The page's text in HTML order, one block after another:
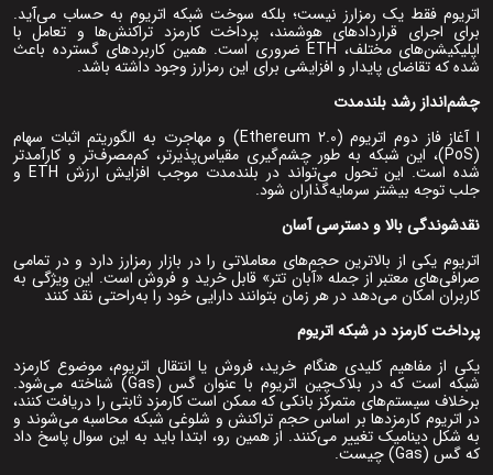
اتریوم فقط یک رمزارز نیست؛ بلکه سوخت شبکه اتریوم به حساب می‌آید.
برای اجرای قراردادهای هوشمند، پرداخت کارمزد تراکنش‌ها و تعامل با
اپلیکیشن‌های مختلف، ETH ضروری است. همین کاربردهای گسترده باعث
شده که تقاضای پایدار و افزایشی برای این رمزارز وجود داشته باشد.
چشم‌انداز رشد بلندمدت
ا آغاز فاز دوم اتریوم (Ethereum 2.0) و مهاجرت به الگوریتم اثبات سهام
(PoS)، این شبکه به‌ طور چشم‌گیری مقیاس‌پذیرتر، کم‌مصرف‌تر و کارآمدتر
شده است. این تحول می‌تواند در بلندمدت موجب افزایش ارزش ETH و
جلب توجه بیشتر سرمایه‌گذاران شود.
نقدشوندگی بالا و دسترسی آسان
اتریوم یکی از بالاترین حجم‌های معاملاتی را در بازار رمزارز دارد و در تمامی
صرافی‌های معتبر از جمله «آبان تتر» قابل خرید و فروش است. این ویژگی به
کاربران امکان می‌دهد در هر زمان بتوانند دارایی خود را به‌راحتی نقد کنند
پرداخت کارمزد در شبکه اتریوم
یکی از مفاهیم کلیدی هنگام خرید، فروش یا انتقال اتریوم، موضوع کارمزد
شبکه است که در بلاک‌چین اتریوم با عنوان گس (Gas) شناخته می‌شود.
برخلاف سیستم‌های متمرکز بانکی که ممکن است کارمزد ثابتی را دریافت کنند،
در اتریوم کارمزدها بر اساس حجم تراکنش و شلوغی شبکه محاسبه می‌شوند و
به شکل دینامیک تغییر می‌کنند. از همین رو، ابتدا باید به این سوال پاسخ داد
که گس (Gas) چیست.